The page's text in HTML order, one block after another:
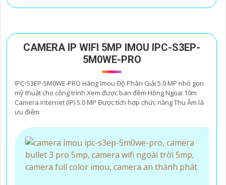
CAMERA IP WIFI 5MP IMOU IPC-S3EP-
5M0WE-PRO
IPC-S3EP-5M0WE-PRO Hãng Imou Độ Phân Giải 5.0 MP nhỏ gọn
mỹ thuật cho công trình Xem được ban đêm Hồng Ngoại 10m
Camera Internet (IP) 5.0 MP Được tích hợp chức năng Thu Âm là
ưu điểm